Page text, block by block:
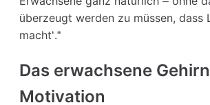
überzeugt werden zu müssen, dass
macht‘.“
Das erwachsene
Motivation